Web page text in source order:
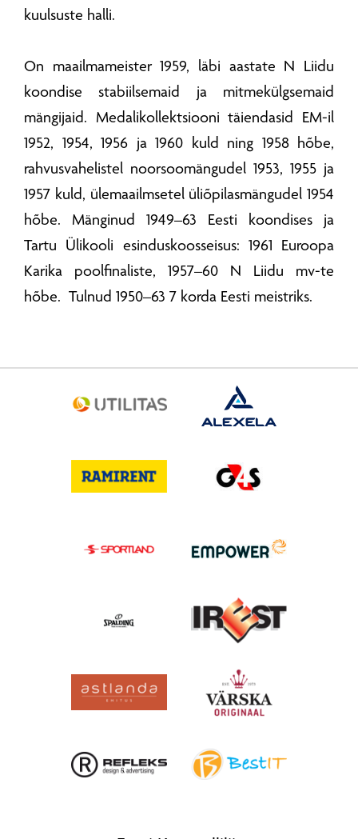
kuulsuste halli.
On maailmameister 1959, läbi aastate N Liidu
koondise stabiilsemaid ja mitmekülgsemaid
mängijaid. Medalikollektsiooni täiendasid EM-il
1952, 1954, 1956 ja 1960 kuld ning 1958 hõbe,
rahvusvahelistel noorsoomängudel 1953, 1955 ja
1957 kuld, ülemaailmsetel üliõpilasmängudel 1954
hõbe. Mänginud 1949–63 Eesti koondises ja
Tartu Ülikooli esinduskoosseisus: 1961 Euroopa
Karika poolfinaliste, 1957–60 N Liidu mv-te
hõbe. Tulnud 1950–63 7 korda Eesti meistriks.